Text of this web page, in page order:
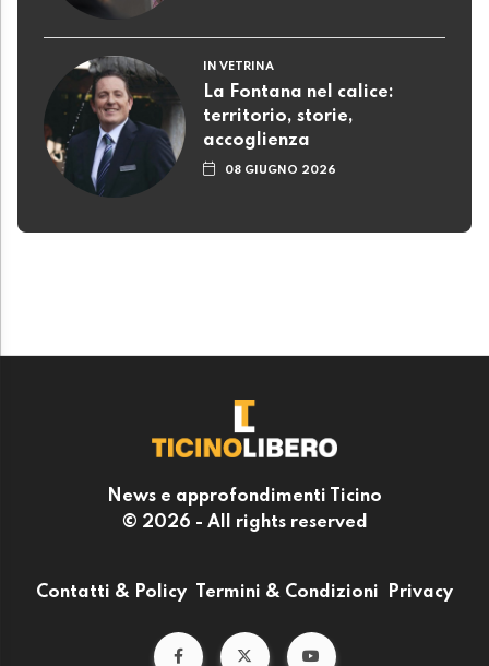
IN VETRINA
La Fontana nel calice:
territorio, storie,
accoglienza
08 GIUGNO 2026
News e approfondimenti Ticino
© 2026 - All rights reserved
Contatti & Policy Termini & Condizioni Privacy